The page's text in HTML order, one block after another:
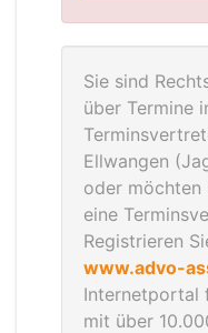
Sie sind
über Termine
Ellwangen
oder möchten
eine
Registrieren
www.advo-
Internetportal
mit über